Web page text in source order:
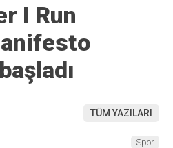
I Run
TÜM YAZILARI
Spor